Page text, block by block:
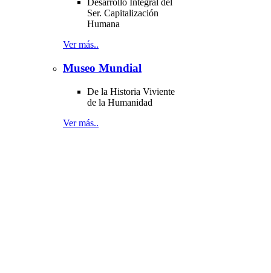
Desarrollo Integral del
Ser. Capitalización
Humana
Ver más..
Museo Mundial
De la Historia Viviente
de la Humanidad
Ver más..